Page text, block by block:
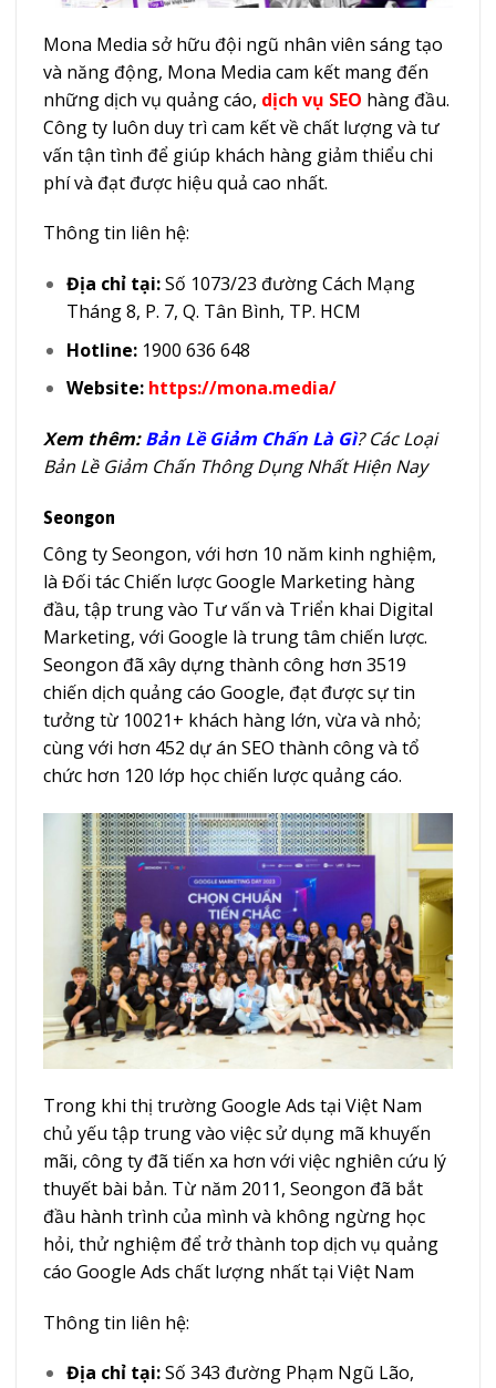
Mona Media sở hữu đội ngũ nhân viên sáng tạo
và năng động, Mona Media cam kết mang đến
những dịch vụ quảng cáo, dịch vụ SEO hàng đầu.
Công ty luôn duy trì cam kết về chất lượng và tư
vấn tận tình để giúp khách hàng giảm thiểu chi
phí và đạt được hiệu quả cao nhất.
Thông tin liên hệ:
Địa chỉ tại:Số 1073/23 đường Cách Mạng
Tháng 8, P. 7, Q. Tân Bình, TP. HCM
Hotline:1900 636 648
Website: https://mona.media/
Xem thêm: Bản Lề Giảm Chấn Là Gì? Các Loại
Bản Lề Giảm Chấn Thông Dụng Nhất Hiện Nay
Seongon
Công ty Seongon, với hơn 10 năm kinh nghiệm,
là Đối tác Chiến lược Google Marketing hàng
đầu, tập trung vào Tư vấn và Triển khai Digital
Marketing, với Google là trung tâm chiến lược.
Seongon đã xây dựng thành công hơn 3519
chiến dịch quảng cáo Google, đạt được sự tin
tưởng từ 10021+ khách hàng lớn, vừa và nhỏ;
cùng với hơn 452 dự án SEO thành công và tổ
chức hơn 120 lớp học chiến lược quảng cáo.
Trong khi thị trường Google Ads tại Việt Nam
chủ yếu tập trung vào việc sử dụng mã khuyến
mãi, công ty đã tiến xa hơn với việc nghiên cứu lý
thuyết bài bản. Từ năm 2011, Seongon đã bắt
đầu hành trình của mình và không ngừng học
hỏi, thử nghiệm để trở thành top dịch vụ quảng
cáo Google Ads chất lượng nhất tại Việt Nam
Thông tin liên hệ:
Địa chỉ tại:Số 343 đường Phạm Ngũ Lão,